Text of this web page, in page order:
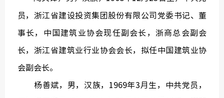
员，浙江省建设投资集团股份有限公司党委书记、董
事长，中国建筑业协会现任副会长，浙商总会副会
长，浙江省建筑业行业协会会长，拟任中国建筑业协
会副会长。
杨善斌，男，汉族，1969年3月生，中共党员，